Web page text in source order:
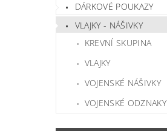
DÁRKOVÉ POUKAZY
VLAJKY - NÁŠIVKY
KREVNÍ SKUPINA
VLAJKY
VOJENSKÉ NÁŠIVKY
VOJENSKÉ ODZNAKY